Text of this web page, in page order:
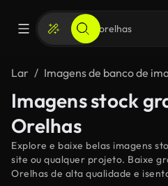
Lar Imagens de banco de
Imagens stock
Orelhas
Explore e baixe belas imagens
site ou qualquer projeto. Baixe
Orelhas de alta qualidade e